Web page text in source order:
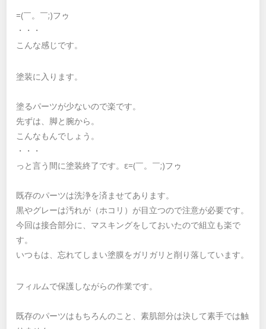
=(￣。￣;)フゥ
・・・
こんな感じです。
塗装に入ります。
塗るパーツが少ないので楽です。
先ずは、脚と腕から。
こんなもんでしょう。
・・・
っと言う間に塗装終了です。ε=(￣。￣;)フゥ
既存のパーツは洗浄を済ませてあります。
黒やグレーは汚れが（ホコリ）が目立つので注意が必要です。
今回は接合部分に、マスキングをしておいたので組立も楽で
す。
いつもは、忘れてしまい塗膜をガリガリと削り落しています。
フィルムで保護しながらの作業です。
既存のパーツはもちろんのこと、素肌部分は決して素手では触